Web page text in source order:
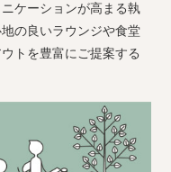
ケーションが高まる執
の良いラウンジや食堂
トを豊富にご提案する